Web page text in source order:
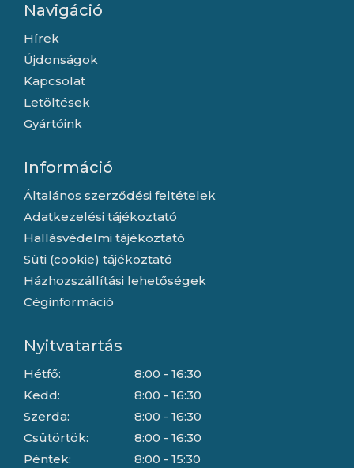
Navigáció
Hírek
Újdonságok
Kapcsolat
Letöltések
Gyártóink
Információ
Általános szerződési feltételek
Adatkezelési tájékoztató
Hallásvédelmi tájékoztató
Süti (cookie) tájékoztató
Házhozszállítási lehetőségek
Céginformáció
Nyitvatartás
Hétfő:
Kedd:
Szerda:
Csütörtök:
Péntek:
8:00 - 16:30
8:00 - 16:30
8:00 - 16:30
8:00 - 16:30
8:00 - 15:30